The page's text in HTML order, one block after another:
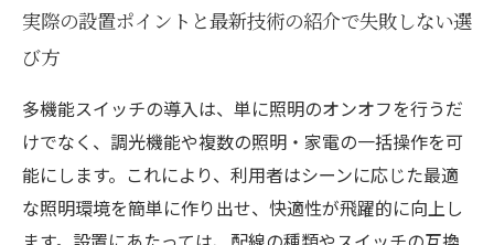
実際の設置ポイントと最新技術の紹介で失敗しない選
び方
多機能スイッチの導入は、単に照明のオンオフを行うだ
けでなく、調光機能や複数の照明・家電の一括操作を可
能にします。これにより、利用者はシーンに応じた最適
な照明環境を簡単に作り出せ、快適性が飛躍的に向上し